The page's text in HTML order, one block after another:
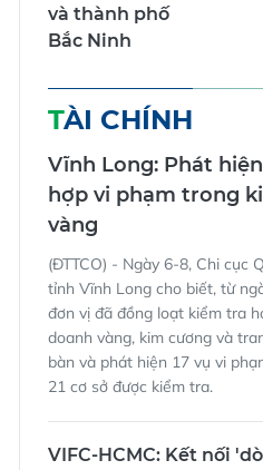
và thành phố
Bắc Ninh
TÀI CHÍNH
Vĩnh Long: Phát
hợp vi phạm trong
vàng
(ĐTTCO) - Ngày 6-8, Chi cục
tỉnh Vĩnh Long cho biết, từ
đơn vị đã đồng loạt kiểm tra
doanh vàng, kim cương và
bàn và phát hiện 17 vụ vi
21 cơ sở được kiểm tra.
VIFC-HCMC: Kết nối